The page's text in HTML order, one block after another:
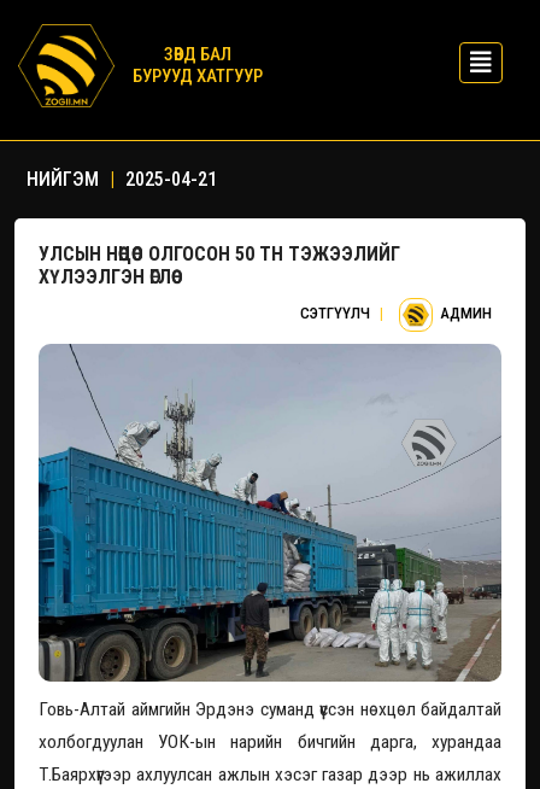
ЗӨВД БАЛ
БУРУУД ХАТГУУР
НИЙГЭМ | 2025-04-21
УЛСЫН НӨӨЦӨӨС ОЛГОСОН 50 ТН ТЭЖЭЭЛИЙГ
ХҮЛЭЭЛГЭН ӨГЛӨӨ
СЭТГҮҮЛЧ | АДМИН
Говь-Алтай аймгийн Эрдэнэ суманд үүссэн нөхцөл байдалтай
холбогдуулан УОК-ын нарийн бичгийн дарга, хурандаа
Т.Баярхүүгээр ахлуулсан ажлын хэсэг газар дээр нь ажиллах